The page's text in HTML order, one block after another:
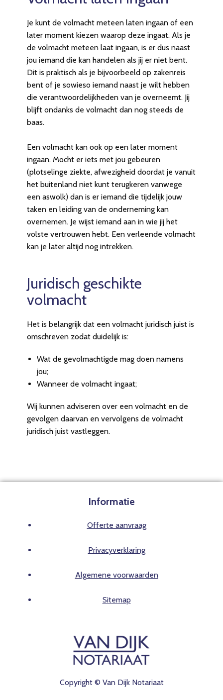
Je kunt de volmacht meteen laten ingaan of een
later moment kiezen waarop deze ingaat. Als je
de volmacht meteen laat ingaan, is er dus naast
jou iemand die kan handelen als jij er niet bent.
Dit is praktisch als je bijvoorbeeld op zakenreis
bent of je sowieso iemand naast je wilt hebben
die verantwoordelijkheden van je overneemt. Jij
blijft ondanks de volmacht dan nog steeds de
baas.
Een volmacht kan ook op een later moment
ingaan. Mocht er iets met jou gebeuren
(plotselinge ziekte, afwezigheid doordat je vanuit
het buitenland niet kunt terugkeren vanwege
een aswolk) dan is er iemand die tijdelijk jouw
taken en leiding van de onderneming kan
overnemen. Je wijst iemand aan in wie jij het
volste vertrouwen hebt. Een verleende volmacht
kan je later altijd nog intrekken.
Juridisch geschikte
volmacht
Het is belangrijk dat een volmacht juridisch juist is
omschreven zodat duidelijk is:
Wat de gevolmachtigde mag doen namens
jou;
Wanneer de volmacht ingaat;
Wij kunnen adviseren over een volmacht en de
gevolgen daarvan en vervolgens de volmacht
juridisch juist vastleggen.
Informatie
Offerte aanvraag
Privacyverklaring
Algemene voorwaarden
Sitemap
Copyright © Van Dijk Notariaat